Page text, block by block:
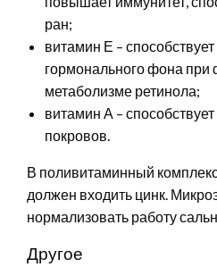
ран;
витамин Е –
гормонального фона при
метаболизме ретинола;
витамин А –
покровов.
В поливитаминный
должен входить цинк.
нормализовать работу
Другое